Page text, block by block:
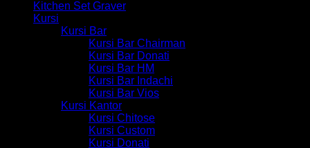
Kitchen Set Graver
Kursi
Kursi Bar
Kursi Bar Chairman
Kursi Bar Donati
Kursi Bar HM
Kursi Bar Indachi
Kursi Bar Vios
Kursi Kantor
Kursi Chitose
Kursi Custom
Kursi Donati